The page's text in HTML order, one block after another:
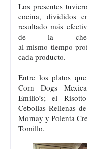
Los presentes
cocina, divididos
resultado más
de la chef
al mismo tiempo
cada producto.
Entre los platos
Corn Dogs
Emilio’s; el
Cebollas Rellenas
Mornay y Polenta
Tomillo.